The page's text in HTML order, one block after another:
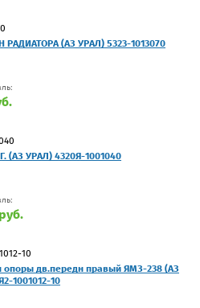
(АЗ УРАЛ) 5323-1013070
(АЗ УРАЛ) 4320Я-1001040
10
опоры дв.передн правый ЯМЗ-238 (АЗ
1001012-10